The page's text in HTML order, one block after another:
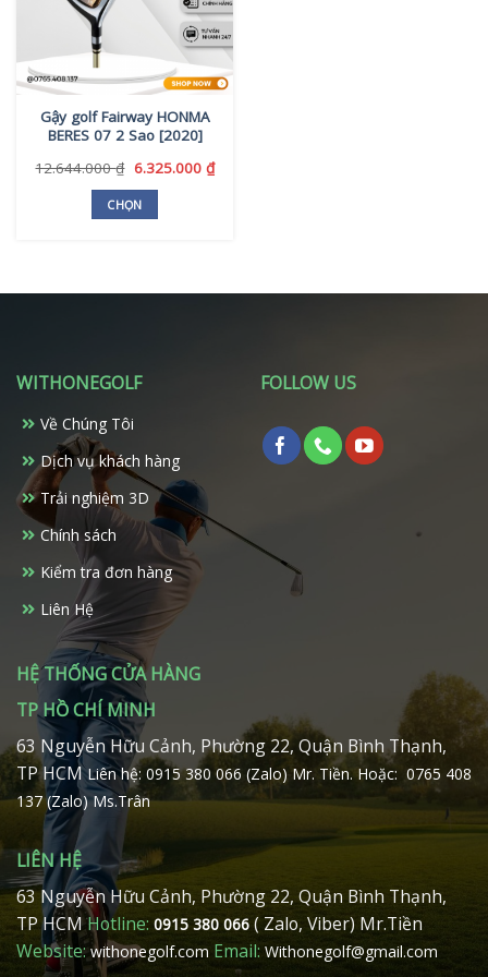
Gậy golf Fairway HONMA
BERES 07 2 Sao [2020]
12.644.000₫ Giá
là:
12.644.000 ₫.
6.325.000 ₫Giá
CHỌN
có
Các
chọn
có
thể
được
chọn
trang
phẩm
WITHONEGOLF
Về Chúng Tôi
Dịch vụ khách hàng
Trải nghiệm 3D
Chính sách
Kiểm tra đơn hàng
Liên Hệ
FOLLOW US
HỆ THỐNG CỬA HÀNG
TP HỒ CHÍ MINH
63 Nguyễn Hữu Cảnh, Phường 22, Quận Bình Thạnh,
TP HCMLiên hệ: 0915 380 066 (Zalo) Mr. Tiền. Hoặc: 0765 408
137 (Zalo) Ms.Trân
LIÊN HỆ
63 Nguyễn Hữu Cảnh, Phường 22, Quận Bình Thạnh,
TP HCMHotline: 0915 380 066 ( Zalo, Viber) Mr.Tiền
Website:withonegolf.com Email: Withonegolf@gmail.com